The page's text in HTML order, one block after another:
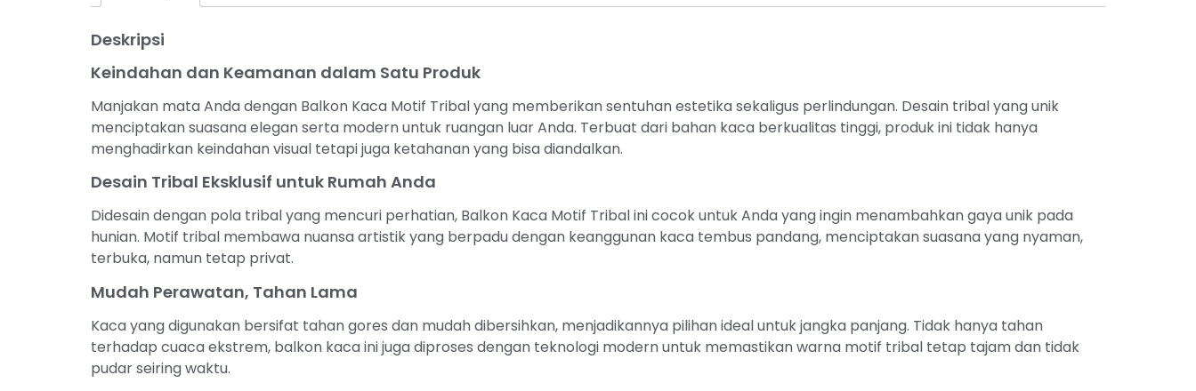
Deskripsi
Keindahan dan Keamanan dalam Satu Produk
Manjakan mata Anda dengan Balkon Kaca Motif Tribal yang memberikan sentuhan estetika sekaligus perlindungan. Desain tribal yang unik
menciptakan suasana elegan serta modern untuk ruangan luar Anda. Terbuat dari bahan kaca berkualitas tinggi, produk ini tidak hanya
menghadirkan keindahan visual tetapi juga ketahanan yang bisa diandalkan.
Desain Tribal Eksklusif untuk Rumah Anda
Didesain dengan pola tribal yang mencuri perhatian, Balkon Kaca Motif Tribal ini cocok untuk Anda yang ingin menambahkan gaya unik pada
hunian. Motif tribal membawa nuansa artistik yang berpadu dengan keanggunan kaca tembus pandang, menciptakan suasana yang nyaman,
terbuka, namun tetap privat.
Mudah Perawatan, Tahan Lama
Kaca yang digunakan bersifat tahan gores dan mudah dibersihkan, menjadikannya pilihan ideal untuk jangka panjang. Tidak hanya tahan
terhadap cuaca ekstrem, balkon kaca ini juga diproses dengan teknologi modern untuk memastikan warna motif tribal tetap tajam dan tidak
pudar seiring waktu.